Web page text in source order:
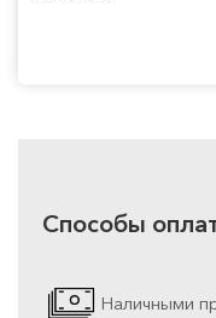
Способы
Наличными